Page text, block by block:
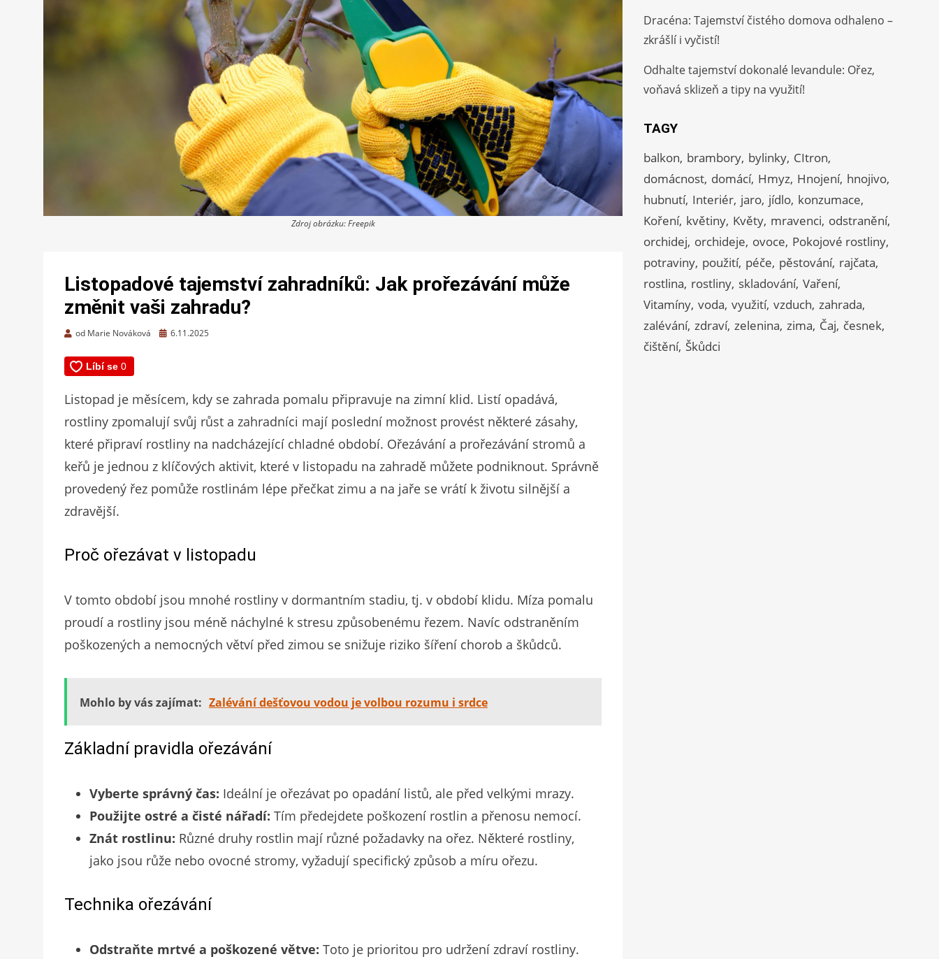
Zdroj obrázku: Freepik
Listopadové tajemství zahradníků: Jak prořezávání může
změnit vaši zahradu?
od Marie Nováková
Zveřejněno
6.11.2025
Listopad je měsícem, kdy se zahrada pomalu připravuje na zimní klid. Listí opadává,
rostliny zpomalují svůj růst a zahradníci mají poslední možnost provést některé zásahy,
které připraví rostliny na nadcházející chladné období. Ořezávání a prořezávání stromů a
keřů je jednou z klíčových aktivit, které v listopadu na zahradě můžete podniknout. Správně
provedený řez pomůže rostlinám lépe přečkat zimu a na jaře se vrátí k životu silnější a
zdravější.
Proč ořezávat v listopadu
V tomto období jsou mnohé rostliny v dormantním stadiu, tj. v období klidu. Míza pomalu
proudí a rostliny jsou méně náchylné k stresu způsobenému řezem. Navíc odstraněním
poškozených a nemocných větví před zimou se snižuje riziko šíření chorob a škůdců.
Mohlo by vás zajímat: Zalévání dešťovou vodou je volbou rozumu i srdce
Základní pravidla ořezávání
Vyberte správný čas: Ideální je ořezávat po opadání listů, ale před velkými mrazy.
Použijte ostré a čisté nářadí: Tím předejdete poškození rostlin a přenosu nemocí.
Znát rostlinu: Různé druhy rostlin mají různé požadavky na ořez. Některé rostliny,
jako jsou růže nebo ovocné stromy, vyžadují specifický způsob a míru ořezu.
Technika ořezávání
Odstraňte mrtvé a poškozené větve: Toto je prioritou pro udržení zdraví rostliny.
Dracéna: Tajemství čistého domova odhaleno –
zkrášlí i vyčistí!
Odhalte tajemství dokonalé levandule: Ořez,
voňavá sklizeň a tipy na využití!
TAGY
balkon brambory bylinky CItron
domácnost domácí Hmyz Hnojení hnojivo
hubnutí Interiér jaro jídlo konzumace
Koření květiny Květy mravenci odstranění
orchidej orchideje ovoce Pokojové rostliny
potraviny použití péče pěstování rajčata
rostlina rostliny skladování Vaření
Vitamíny voda využití vzduch zahrada
zalévání zdraví zelenina zima Čaj česnek
čištění Škůdci